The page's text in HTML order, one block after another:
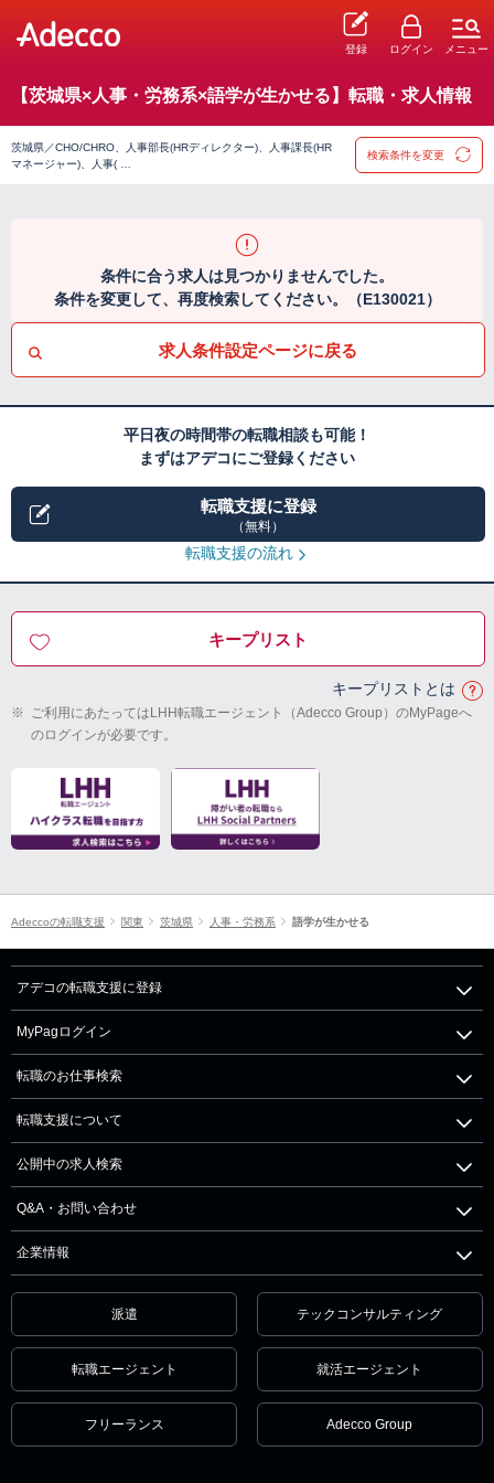
登録 ログイン メニュー
【茨城県×人事・労務系×語学が生かせる】転職・求人情報
茨城県／CHO/CHRO、人事部長(HRディレクター)、人事課長(HR
マネージャー)、人事( …
検索条件を変更
条件に合う求人は見つかりませんでした。
条件を変更して、再度検索してください。（E130021）
求人条件設定ページに戻る
平日夜の時間帯の転職相談も可能！
まずはアデコにご登録ください
転職支援に登録
（無料）
転職支援の流れ
キープリスト
キープリストとは
※ ご利用にあたってはLHH転職エージェント（Adecco Group）のMyPageへ
のログインが必要です。
Adeccoの転職支援 関東 茨城県 人事・労務系 語学が生かせる
アデコの転職支援に登録
MyPagログイン
転職のお仕事検索
転職支援について
公開中の求人検索
Q&A・お問い合わせ
企業情報
派遣 テックコンサルティング
転職エージェント 就活エージェント
フリーランス Adecco Group